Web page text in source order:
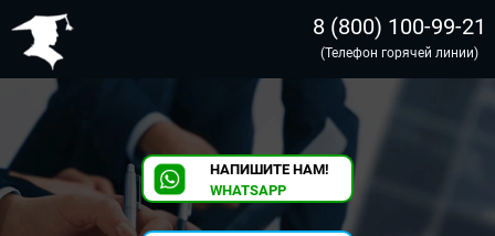
8 (800) 100-99-21
(Телефон горячей линии)
НАПИШИТЕ НАМ!
WHATSAPP